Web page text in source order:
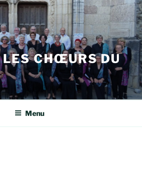
LES CHŒURS DU
Menu